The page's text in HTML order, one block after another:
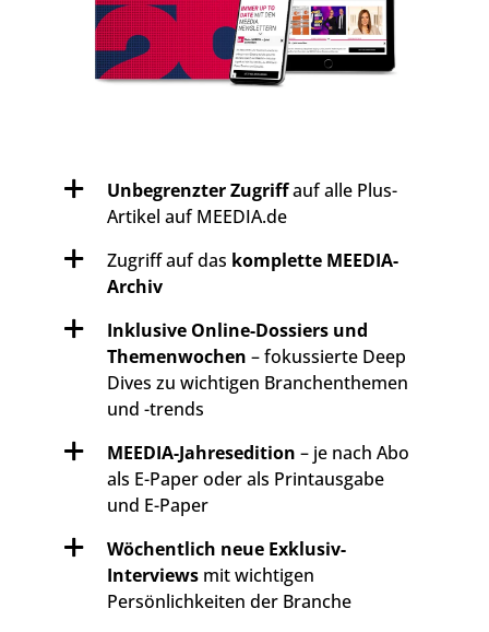
Unbegrenzter Zugriffauf alle Plus-
Artikel auf MEEDIA.de
Zugriff auf das komplette MEEDIA-
Archiv
Inklusive Online-Dossiers und
Themenwochen – fokussierte Deep
Dives zu wichtigen Branchenthemen
und -trends
MEEDIA-Jahresedition – je nach Abo
als E-Paper oder als Printausgabe
und E-Paper
Wöchentlich neue Exklusiv-
Interviews mit wichtigen
Persönlichkeiten der Branche